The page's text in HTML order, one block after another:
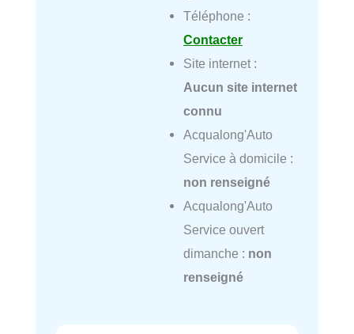
Téléphone :
Contacter
Site internet :
Aucun site internet
connu
Acqualong'Auto
Service à domicile :
non renseigné
Acqualong'Auto
Service ouvert
dimanche : non
renseigné